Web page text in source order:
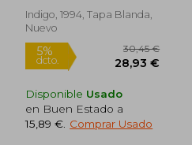
Indigo, 1994, Tapa Blanda,
Nuevo
Disponible Usado
en Buen Estado a
15,89 € Comprar Usado